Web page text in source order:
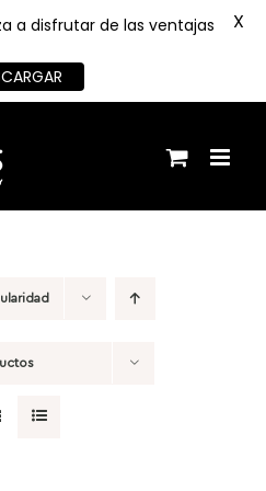
a disfrutar de las ventajas
X